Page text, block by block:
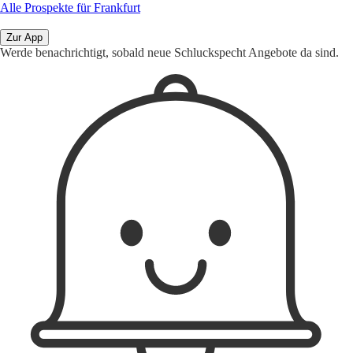
Alle Prospekte für Frankfurt
Zur App
Werde benachrichtigt, sobald neue Schluckspecht Angebote da sind.